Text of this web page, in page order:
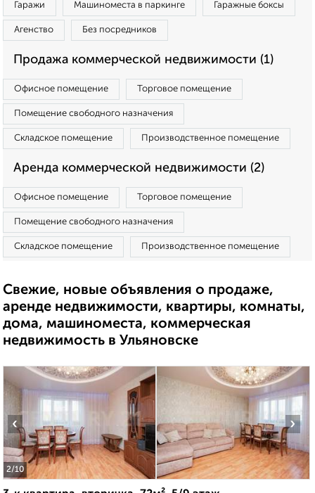
Гаражи Машиноместа в паркинге Гаражные боксы
Агенство Без посредников
Продажа коммерческой недвижимости (1)
Офисное помещение Торговое помещение
Помещение свободного назначения
Складское помещение Производственное помещение
Аренда коммерческой недвижимости (2)
Офисное помещение Торговое помещение
Помещение свободного назначения
Складское помещение Производственное помещение
Свежие, новые объявления о продаже,
аренде недвижимости, квартиры, комнаты,
дома, машиноместа, коммерческая
недвижимость в Ульяновске
2/10
‹ ›